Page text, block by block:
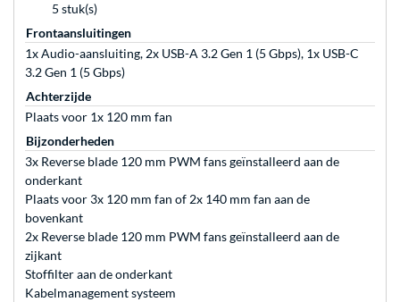
5 stuk(s)
Frontaansluitingen
1x Audio-aansluiting, 2x USB-A 3.2 Gen 1 (5 Gbps), 1x USB-C
3.2 Gen 1 (5 Gbps)
Achterzijde
Plaats voor 1x 120 mm fan
Bijzonderheden
3x Reverse blade 120 mm PWM fans geïnstalleerd aan de
onderkant
Plaats voor 3x 120 mm fan of 2x 140 mm fan aan de
bovenkant
2x Reverse blade 120 mm PWM fans geïnstalleerd aan de
zijkant
Stoffilter aan de onderkant
Kabelmanagement systeem